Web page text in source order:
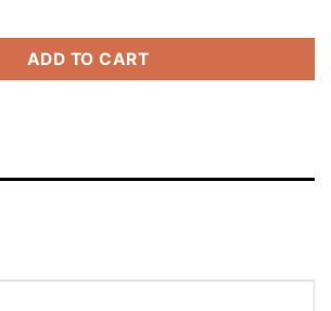
quantity
ADD TO CART